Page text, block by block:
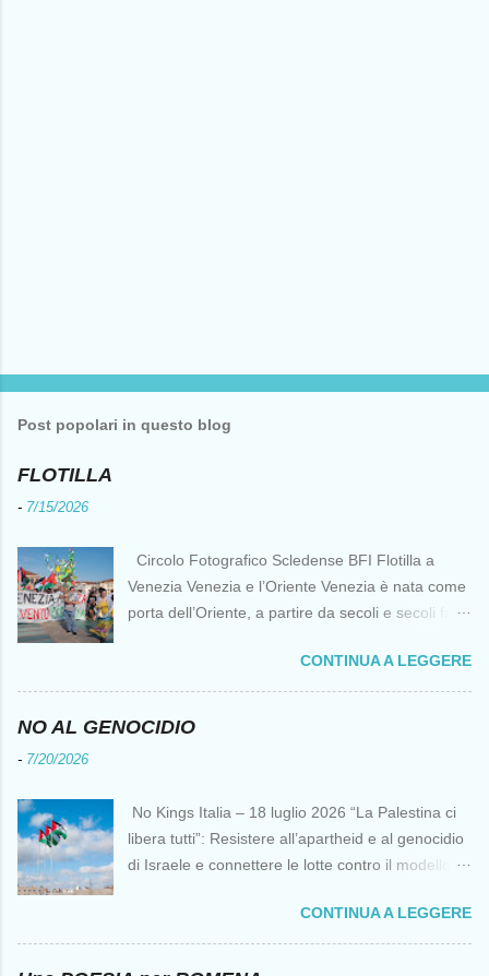
Post popolari in questo blog
FLOTILLA
- 7/15/2026
Circolo Fotografico Scledense BFI Flotilla a
Venezia Venezia e l’Oriente Venezia è nata come
porta dell’Oriente, a partire da secoli e secoli fa ai
di cantierizzazione veneziane divennero preziose
per tutti i crociati diretti a Gerusalemme. Proprio
le crociate fornirono ai veneziani l’occasione per
del Duecento. Dal XIII al XV secolo Venezia
continuò ad avere un ruolo fondamentale nei
rapporti tra l’Europa e l’Oriente, ruolo che si
CONTINUA A LEGGERE
NO AL GENOCIDIO
- 7/20/2026
No Kings Italia – 18 luglio 2026 “La Palestina ci
libera tutti”: Resistere all’apartheid e al genocidio
di Israele e connettere le lotte contro il modello
Bandiere palestinesi presso il Mausoleo di Yasser
Arafat alla Muqata'a La “totale impunità ” di
Israele ha dato inizio a un’“era del diritto del più
CONTINUA A LEGGERE